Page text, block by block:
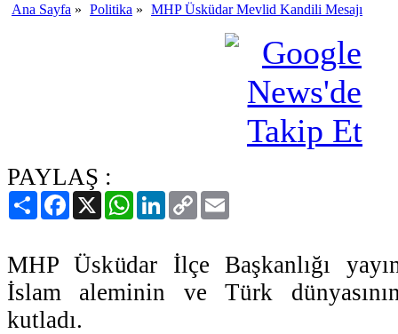
Ana Sayfa » Politika » MHP Üsküdar Mevlid Kandili Mesajı
PAYLAŞ :
PaylaşFacebook
X WhatsAppLinkedIn
Copy
Link
MHP Üsküdar İlçe Başkanlığı
İslam aleminin ve Türk
kutladı.